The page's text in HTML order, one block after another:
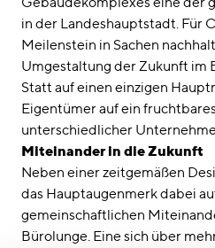
in der Landeshauptstadt. Für
Meilenstein in Sachen
Umgestaltung der Zukunft im
Statt auf einen einzigen
Eigentümer auf ein
unterschiedlicher
Miteinander in die Zukunft
Neben einer zeitgemäßen
das Hauptaugenmerk dabei
gemeinschaftlichen
Bürolunge. Eine sich über